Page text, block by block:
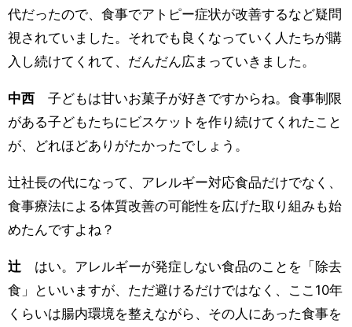
代だったので、食事でアトピー症状が改善するなど疑問
視されていました。それでも良くなっていく人たちが購
入し続けてくれて、だんだん広まっていきました。
中西 子どもは甘いお菓子が好きですからね。食事制限
がある子どもたちにビスケットを作り続けてくれたこと
が、どれほどありがたかったでしょう。
辻社長の代になって、アレルギー対応食品だけでなく、
食事療法による体質改善の可能性を広げた取り組みも始
めたんですよね？
辻 はい。アレルギーが発症しない食品のことを「除去
食」といいますが、ただ避けるだけではなく、ここ10年
くらいは腸内環境を整えながら、その人にあった食事を